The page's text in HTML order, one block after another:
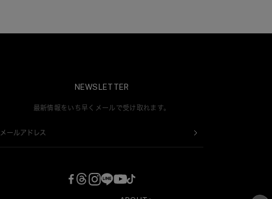
NEWSLETTER
最新情報をいち早くメールで受け取れます。
メールアドレス